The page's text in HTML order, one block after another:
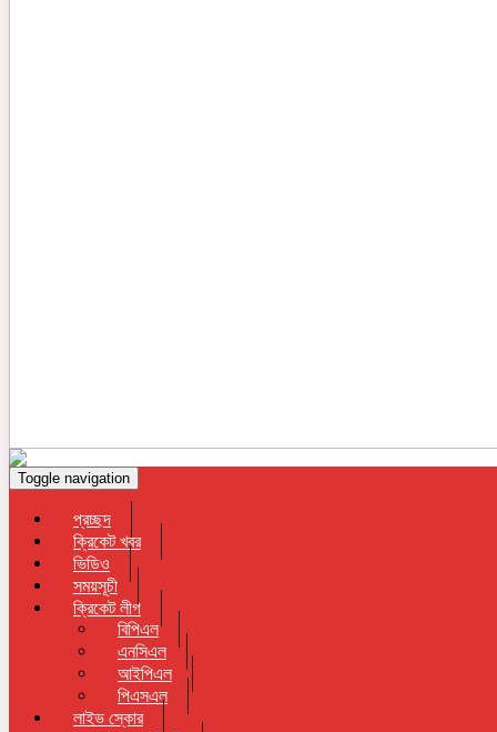
Toggle navigation
প্রচ্ছদ
ক্রিকেট খবর
ভিডিও
সময়সূচী
ক্রিকেট লীগ
বিপিএল
এনসিএল
আইপিএল
পিএসএল
লাইভ স্কোর